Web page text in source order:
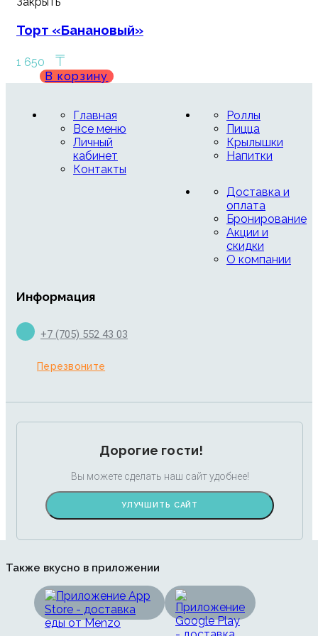
Торт «Банановый»
1 650 ₸
В корзину
Главная
Все меню
Личный
кабинет
Контакты
Роллы
Пицца
Крылышки
Напитки
Доставка и
оплата
Бронирование
Акции и
скидки
О компании
Информация
+7 (705) 552 43 03
Перезвоните
Дорогие гости!
Вы можете сделать наш сайт удобнее!
УЛУЧШИТЬ САЙТ
Также вкусно в приложении